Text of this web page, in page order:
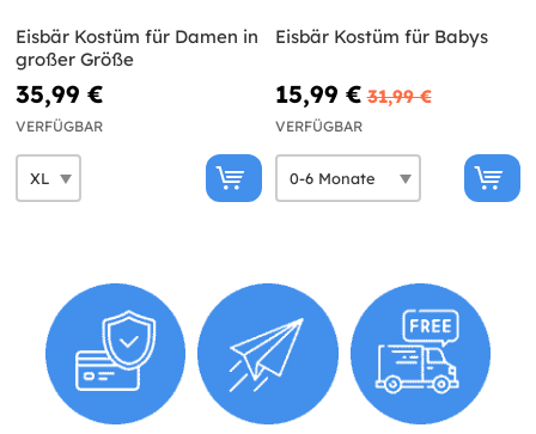
Eisbär Kostüm für Damen in
großer Größe
35,99 €
VERFÜGBAR
Eisbär Kostüm für Babys
15,99 € 31,99 €
VERFÜGBAR